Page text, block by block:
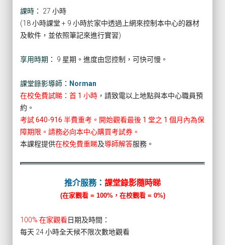
課時：
27 小時
(18 小時課堂 + 9 小時於家中透過上網來控制本中心的器材
及軟件，並依照筆記來進行實習)
享用時期： 9 星期。進度由您控制，可快可慢。
課堂錄影導師： Norman
在校免費試睇：首 1 小時 ，請致電以上地點與本中心職員預
約。
考試 640-916 半費重考。開始觀看最後 1 堂之 1 個月內為保
障期限。請務必向本中心購買考試券。
本課程提供在校免費重睇及導師解答服務。
推介服務： 課堂錄影隨時睇
(在家觀看 = 100%，在校觀看 = 0%)
100% 在家觀看日期及時間：
每天 24 小時全天候不限次數地觀看